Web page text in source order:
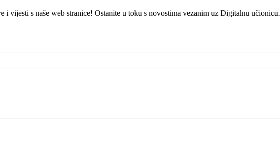
i vijesti s naše web stranice! Ostanite u toku s novostima vezanim uz Digitalnu učionicu.